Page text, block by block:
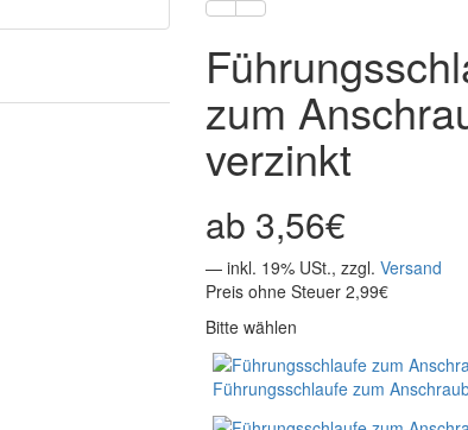
zum
verzinkt
3,56€
— inkl. 19% USt., zzgl. Versand
Preis ohne Steuer 2,99€
Bitte wählen
Führungsschlaufe zum